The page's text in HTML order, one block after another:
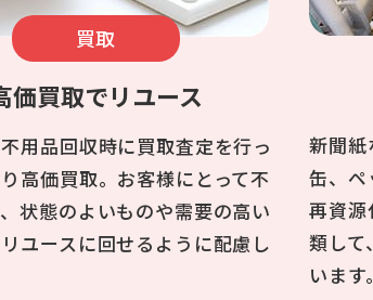
買取
価買取でリユース
用品回収時に買取査定を行っ
高価買取。お客様にとって不
状態のよいものや需要の高い
ユースに回せるように配慮し
新聞紙
缶、ペ
再資源
類して
います。